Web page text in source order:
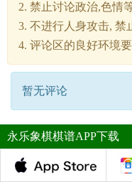
2. 禁止讨论政治,色情
3. 不进行人身攻击, 禁
4. 评论区的良好环境
暂无评论
永乐象棋棋谱APP下载